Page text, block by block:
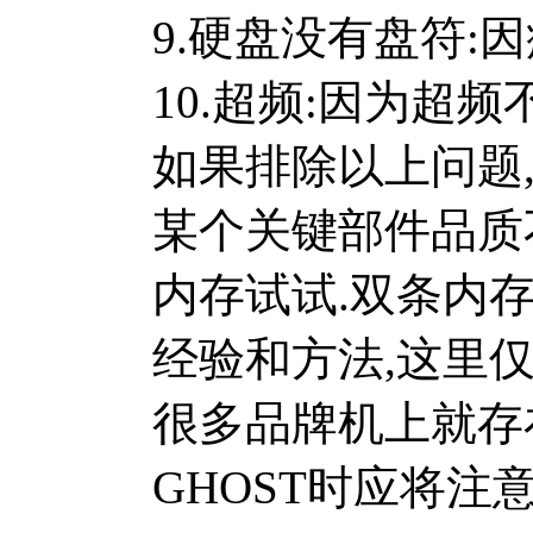
9.硬盘没有盘符:
10.超频:因为超频
如果排除以上问
某个关键部件品
内存试试.双条内
经验和方法,这里
很多品牌机上就
GHOST时应将注